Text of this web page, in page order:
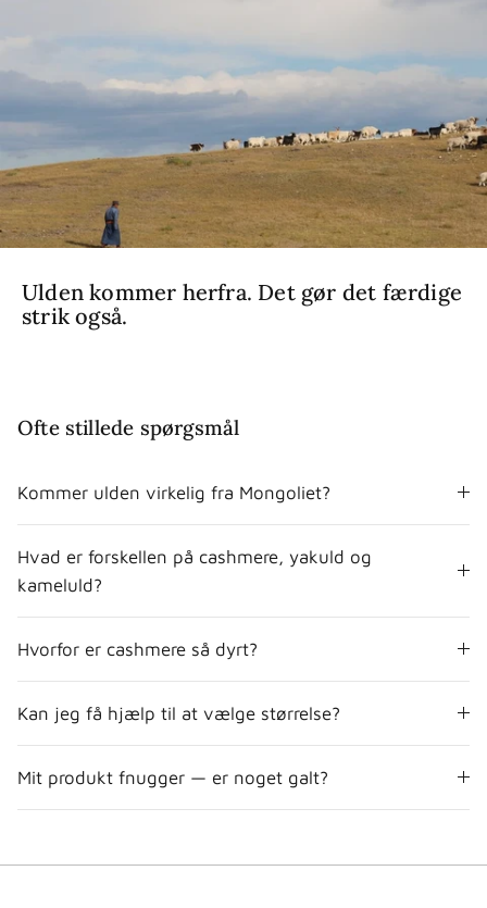
Ulden kommer herfra. Det gør det færdige
strik også.
Ofte stillede spørgsmål
Kommer ulden virkelig fra Mongoliet?
Hvad er forskellen på cashmere, yakuld og
kameluld?
Hvorfor er cashmere så dyrt?
Kan jeg få hjælp til at vælge størrelse?
Mit produkt fnugger — er noget galt?